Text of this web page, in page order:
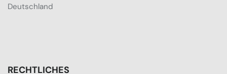
Deutschland
RECHTLICHES